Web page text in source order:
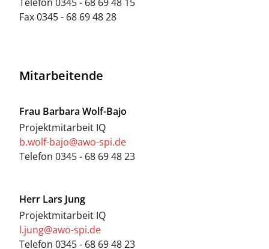
Fax0345 - 68 69 48 28
Mitarbeitende
Frau Barbara Wolf-Bajo
Projektmitarbeit IQ
b.wolf-bajo@awo-spi.de
Telefon 0345 - 68 69 48 23
Herr Lars Jung
Projektmitarbeit IQ
l.jung@awo-spi.de
Telefon 0345 - 68 69 48 23